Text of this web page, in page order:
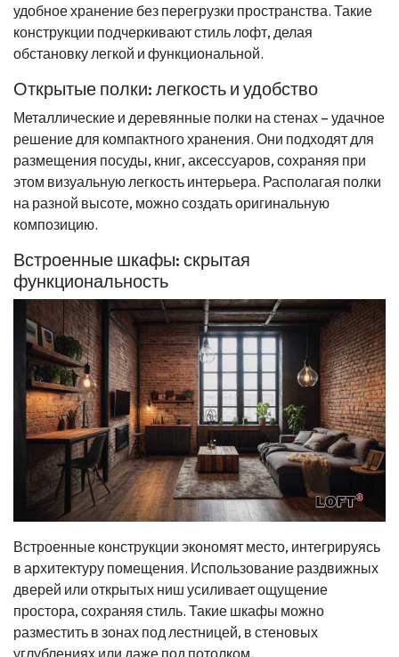
удобное хранение без перегрузки пространства. Такие
конструкции подчеркивают стиль лофт, делая
обстановку легкой и функциональной.
Открытые полки: легкость и удобство
Металлические и деревянные полки на стенах – удачное
решение для компактного хранения. Они подходят для
размещения посуды, книг, аксессуаров, сохраняя при
этом визуальную легкость интерьера. Располагая полки
на разной высоте, можно создать оригинальную
композицию.
Встроенные шкафы: скрытая
функциональность
Встроенные конструкции экономят место, интегрируясь
в архитектуру помещения. Использование раздвижных
дверей или открытых ниш усиливает ощущение
простора, сохраняя стиль. Такие шкафы можно
разместить в зонах под лестницей, в стеновых